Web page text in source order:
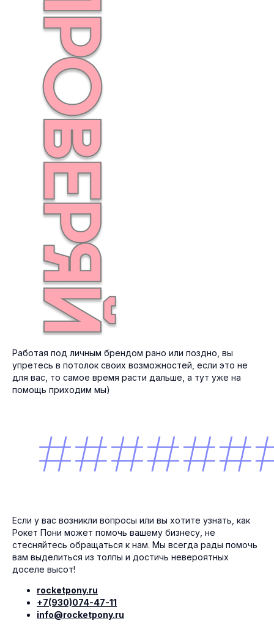
Работая под личным брендом рано или поздно, вы
упретесь в потолок своих возможностей, если это не
для вас, то самое время расти дальше, а тут уже на
помощь приходим мы)
Если у вас возникли вопросы или вы хотите узнать, как
Рокет Пони может помочь вашему бизнесу, не
стесняйтесь обращаться к нам. Мы всегда рады помочь
вам выделиться из толпы и достичь невероятных
доселе высот!
rocketpony.ru
+7(930)074-47-11
info@rocketpony.ru
Разработка сайтов
Контекстная реклама
SEO-продвижение
Упаковка брендов
Консультации
Все услуги
Проекты
Команда
Отзывы
Партнёрам
Тула, Красноармейский пр-т 7, офис 509
info@rocketpony.ru